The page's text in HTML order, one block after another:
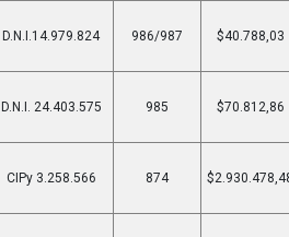
D.N.I.14.979.824 986/987 $40.788,03
D.N.I. 24.403.575 985 $70.812,86
CIPy 3.258.566 874